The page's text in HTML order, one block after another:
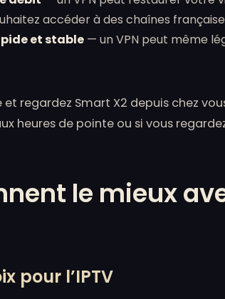
accéder à des chaînes
et stable — un VPN peut même
regardez Smart X2 depuis chez
heures de pointe ou si vous
le mieux
pour l’IPTV